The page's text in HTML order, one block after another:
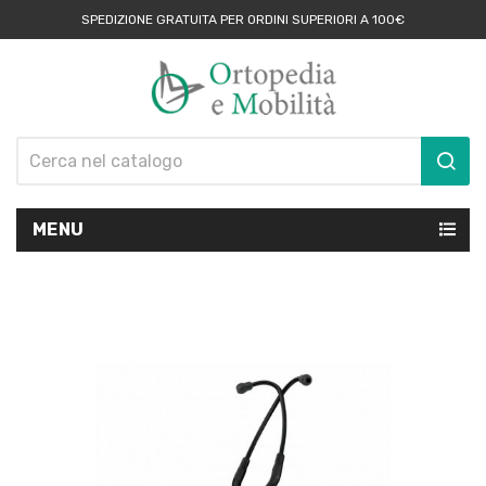
SPEDIZIONE GRATUITA PER ORDINI SUPERIORI A 100€
MENU